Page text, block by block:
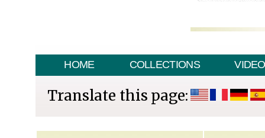
HOME COLLECTIONS VIDEO
Translate this page: